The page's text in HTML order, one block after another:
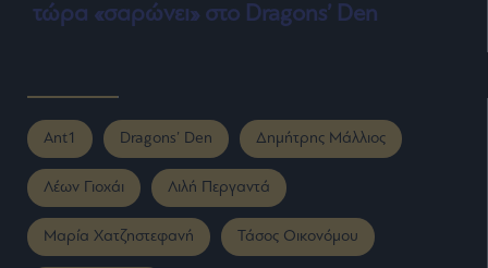
τώρα «σαρώνει» στο Dragons’ Den
Ant1 Dragons’ Den Δημήτρης Μάλλιος
Λέων Γιοχάι Λιλή Περγαντά
Μαρία Χατζηστεφανή Τάσος Οικονόμου